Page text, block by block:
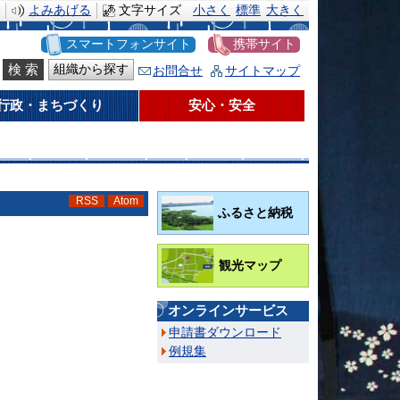
文字サイズ 小さく 標準 大きく
よみあげる
スマートフォンサイト
携帯サイト
組織から探す
お問合せ サイトマップ
政・まちづくり 安心・安全
RSS Atom
ふるさと納税
観光マップ
オンラインサービス
申請書ダウンロード
例規集